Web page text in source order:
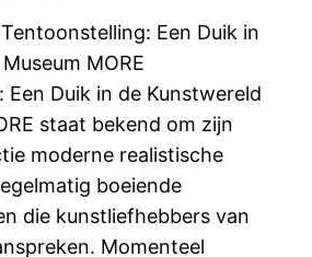
Een Duik in
MORE
Duik in de Kunstwereld
staat bekend om zijn
moderne realistische
boeiende
die kunstliefhebbers van
Momenteel